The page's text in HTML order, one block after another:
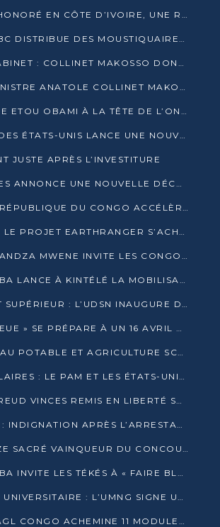
PAPA WEMBA HONORÉ EN CÔTE D’IVOIRE, UNE RUE PORTE DÉSORMAIS SON NOM
PALUDISME : TBC DISTRIBUE DES MOUSTIQUAIRES DANS DEUX CSI DE BRAZZAVILLE
CONSEIL DE CABINET : COLLINET MAKOSSO DONNE SES DERNIÈRES ORIENTATIONS
LE PREMIER MINISTRE ANATOLE COLLINET MAKOSSO DÉMISSIONNE AVEC SON GOUVERNEMENT
BRICE VOLTAIRE ETOU OBAMI À LA TÊTE DE L’ONEC-C POUR TROIS ANS
L’AMBASSADE DES ÉTATS-UNIS LANCE UNE NOUVELLE COHORTE DU PROGRAMME ACCESS MICRO-SCHOLARSHIP
JUSTE APRÈS L’INVESTITURE
TOTAL ENERGIES ANNONCE UNE NOUVELLE DÉCOUVERTE D’HYDROCARBURES SUR LE PERMIS MOHO AU LARGE DU CONGO
HUAWEI ET LA RÉPUBLIQUE DU CONGO ACCÉLÈRENT LEUR PARTENARIAT
BIODIVERSITÉ : LE PROJET EARTHRANGER S’ACHÈVE, MAIS LES DÉFIS DEMEURENT
LE FAN CLUB KANDZA MWENE INVITE LES CONGOLAIS À UNE FORTE AFFLUENCE AU STADE DE KINTÉLÉ
NINON GOUAMBA LANCE À KINTÉLÉ LA MOBILISATION POUR L’INVESTITURE DR DSN
ENSEIGNEMENT SUPÉRIEUR : L’UDSN INAUGURE DES LABORATOIRES POUR BOOSTER LA FORMATION PRATIQUE
LA « VAGUE BLEUE » SE PRÉPARE À UN 16 AVRIL HISTORIQUE
LE CRS ALLIE EAU POTABLE ET AGRICULTURE SCOLAIRE AU CŒUR DE LA TRANSFORMATION DES ÉCOLES RURALES
CANTINES SCOLAIRES : LE PAM ET LES ÉTATS-UNIS AU CONTACT DES ÉCOLIERS DE KINKALA
LE RAPPEUR FREUD VINCES REMIS EN LIBERTÉ SOUS PRESSION MÉDIATIQUE
POINTE-NOIRE : INDIGNATION APRÈS L’ARRESTATION DU RAPPEUR FREUD VINCES
OWEN OKANDZE SACRÉ VAINQUEUR DU CONCOURS SLAM POUR LA VIE
NINON GOUAMBA INVITE LES TÉKÉS À « FAIRE BLOC » POUR PESER DANS LE DÉBAT NATIONAL
COOPÉRATION UNIVERSITAIRE : L’UMNG SIGNE UN ACCORD STRATÉGIQUE AVEC L’UNIVERSITÉ HAINAN EN CHINE
LOGISTIQUE : AGL CONGO ACHEMINE 11 MODULES GÉANTS JUSQU’À BRAZZAVILLE